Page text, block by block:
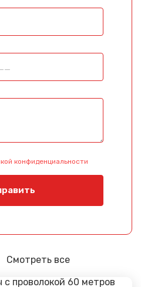
конфиденциальности
Смотреть все